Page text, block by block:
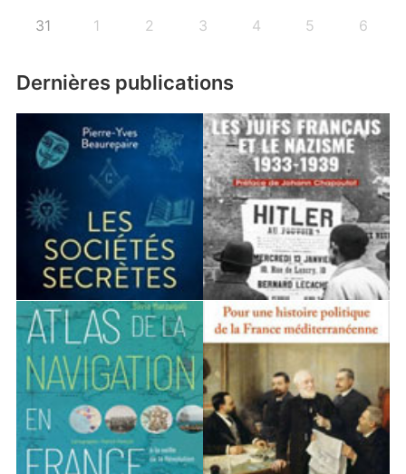
31 1 2 3 4 5 6
Dernières publications